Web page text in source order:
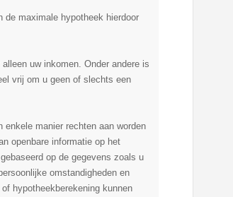
de maximale hypotheek hierdoor
uw inkomen. Onder andere is
vrij om u geen of slechts een
manier rechten aan worden
openbare informatie op het
op de gegevens zoals u
omstandigheden en
hypotheekberekening kunnen